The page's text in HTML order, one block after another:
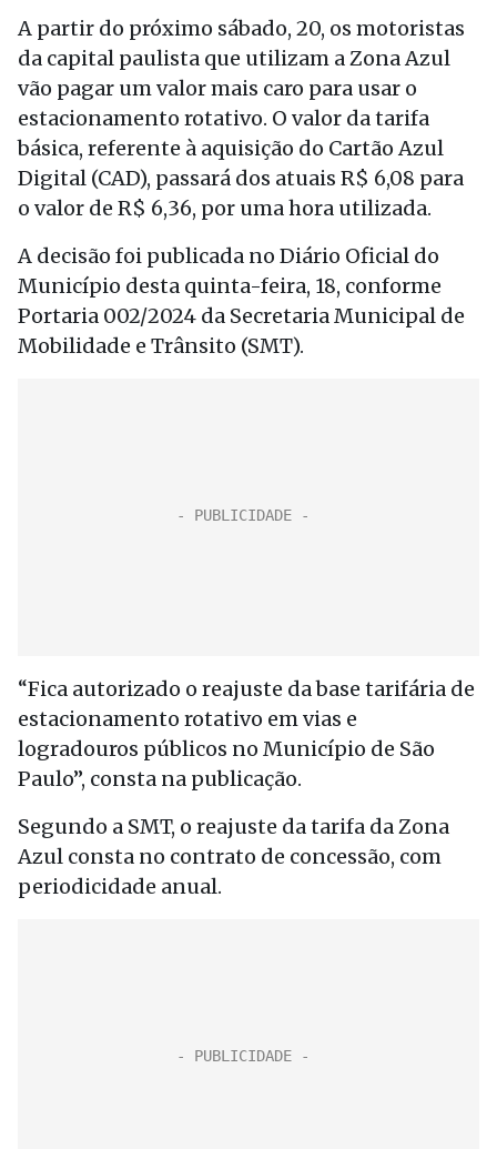
A partir do próximo sábado, 20, os motoristas
da capital paulista que utilizam a Zona Azul
vão pagar um valor mais caro para usar o
estacionamento rotativo. O valor da tarifa
básica, referente à aquisição do Cartão Azul
Digital (CAD), passará dos atuais R$ 6,08 para
o valor de R$ 6,36, por uma hora utilizada.
A decisão foi publicada no Diário Oficial do
Município desta quinta-feira, 18, conforme
Portaria 002/2024 da Secretaria Municipal de
Mobilidade e Trânsito (SMT).
“Fica autorizado o reajuste da base tarifária de
estacionamento rotativo em vias e
logradouros públicos no Município de São
Paulo”, consta na publicação.
Segundo a SMT, o reajuste da tarifa da Zona
Azul consta no contrato de concessão, com
periodicidade anual.